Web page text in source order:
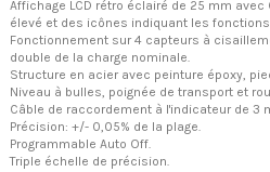
Affichage LCD rétro éclairé de 25 mm
élevé et des icônes indiquant les fonctions
Fonctionnement sur 4 capteurs à
double de la charge nominale.
Structure en acier avec peinture époxy,
Niveau à bulles, poignée de transport et
Câble de raccordement à l'indicateur de 3
Précision: +/- 0,05% de la plage.
Programmable Auto Off.
Triple échelle de précision.